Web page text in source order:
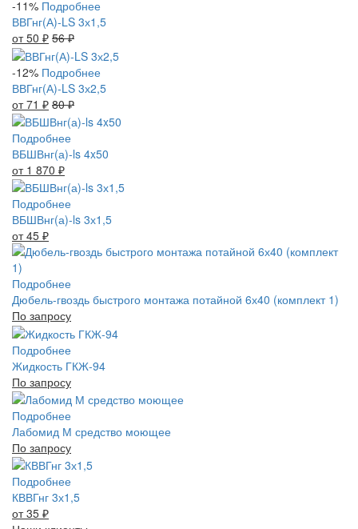
-11% Подробнее
ВВГнг(А)-LS 3х1,5
от 50 ₽ 56₽
-12% Подробнее
ВВГнг(А)-LS 3х2,5
от 71 ₽ 80₽
Подробнее
ВБШВнг(а)-ls 4x50
от 1 870 ₽
Подробнее
ВБШВнг(а)-ls 3х1,5
от 45 ₽
Подробнее
Дюбель-гвоздь быстрого монтажа потайной 6х40 (комплект 1)
По запросу
Подробнее
Жидкость ГКЖ-94
По запросу
Подробнее
Лабомид М средство моющее
По запросу
Подробнее
КВВГнг 3х1,5
от 35 ₽